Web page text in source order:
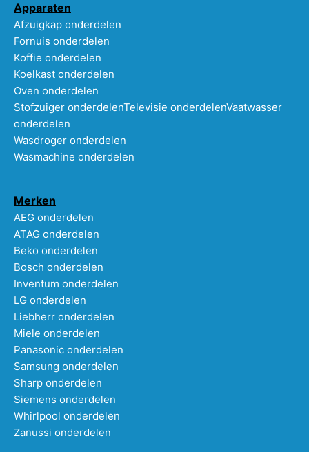
Apparaten
Afzuigkap onderdelen
Fornuis onderdelen
Koffie onderdelen
Koelkast onderdelen
Oven onderdelen
Stofzuiger onderdelenTelevisie onderdelenVaatwasser
onderdelen
Wasdroger onderdelen
Wasmachine onderdelen
Merken
AEG onderdelen
ATAG onderdelen
Beko onderdelen
Bosch onderdelen
Inventum onderdelen
LG onderdelen
Liebherr onderdelen
Miele onderdelen
Panasonic onderdelen
Samsung onderdelen
Sharp onderdelen
Siemens onderdelen
Whirlpool onderdelen
Zanussi onderdelen